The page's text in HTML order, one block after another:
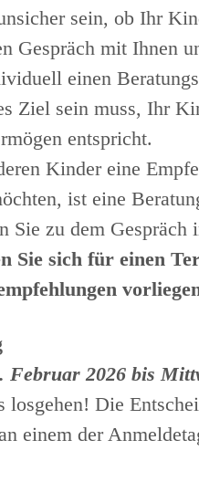
sein, ob Ihr
Gespräch mit Ihnen
einen
Ziel sein muss, Ihr
entspricht.
Kinder eine
ist eine
Sie zu dem Gespräch
Sie sich für einen
Februar 2026 bis
losgehen! Die
einem der